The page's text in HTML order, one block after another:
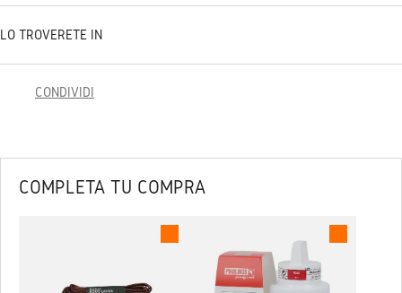
LO TROVERETE IN
CONDIVIDI
COMPLETA TU COMPRA